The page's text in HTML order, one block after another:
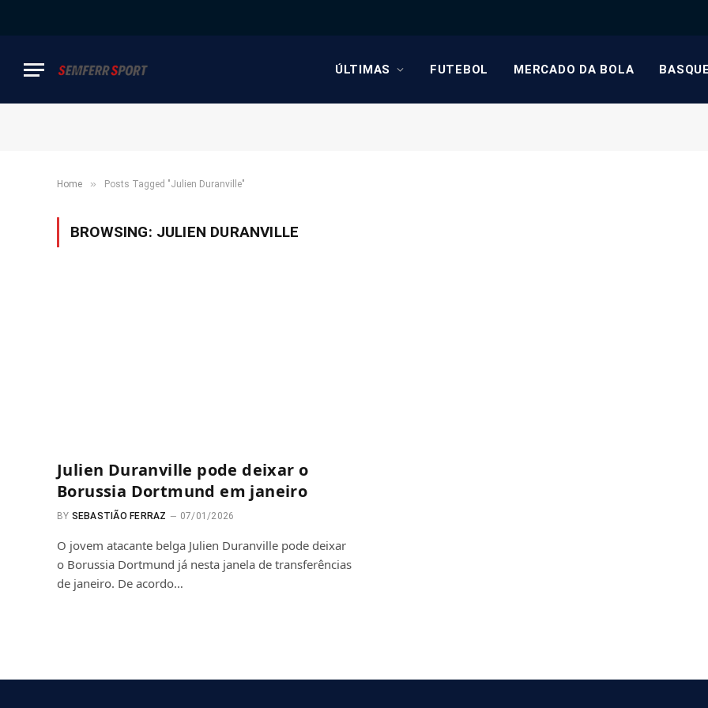
ÚLTIMAS FUTEBOL MERCADO DA BOLA
Home » Posts Tagged "Julien Duranville"
BROWSING: JULIEN DURANVILLE
Julien Duranville pode deixar o
Borussia Dortmund em janeiro
BY SEBASTIÃO FERRAZ 07/01/2026
O jovem atacante belga Julien Duranville pode deixar
o Borussia Dortmund já nesta janela de transferências
de janeiro. De acordo…